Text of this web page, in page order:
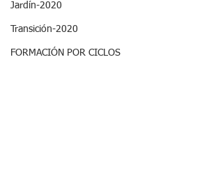
Jardín-2020
Transición-2020
FORMACIÓN POR CICLOS